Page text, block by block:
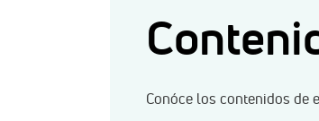
Conóce los contenidos de